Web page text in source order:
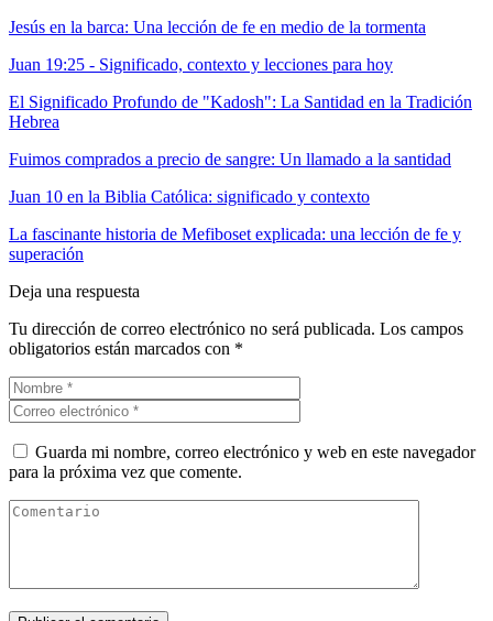
Jesús en la barca: Una lección de fe en medio de la tormenta
Juan 19:25 - Significado, contexto y lecciones para hoy
El Significado Profundo de "Kadosh": La Santidad en la Tradición
Hebrea
Fuimos comprados a precio de sangre: Un llamado a la santidad
Juan 10 en la Biblia Católica: significado y contexto
La fascinante historia de Mefiboset explicada: una lección de fe y
superación
Deja una respuesta
Tu dirección de correo electrónico no será publicada. Los campos
obligatorios están marcados con *
Guarda mi nombre, correo electrónico y web en este navegador
para la próxima vez que comente.